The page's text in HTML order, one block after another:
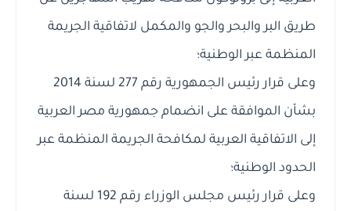
طريق البر والبحر والجو والمكمل لاتفاقية الجريمة
المنظمة عبر الوطنية؛
وعلى قرار رئيس الجمهورية رقم 277 لسنة 2014
بشأن الموافقة على انضمام جمهورية مصر العربية
إلى الاتفاقية العربية لمكافحة الجريمة المنظمة عبر
الحدود الوطنية؛
وعلى قرار رئيس مجلس الوزراء رقم 192 لسنة